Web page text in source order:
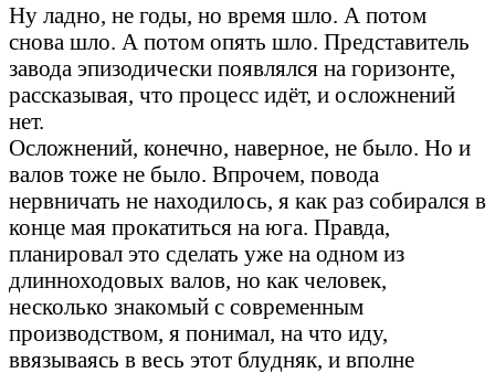
Ну ладно, не годы, но время шло. А потом
снова шло. А потом опять шло. Представитель
завода эпизодически появлялся на горизонте,
рассказывая, что процесс идёт, и осложнений
нет.
Осложнений, конечно, наверное, не было. Но и
валов тоже не было. Впрочем, повода
нервничать не находилось, я как раз собирался в
конце мая прокатиться на юга. Правда,
планировал это сделать уже на одном из
длинноходовых валов, но как человек,
несколько знакомый с современным
производством, я понимал, на что иду,
ввязываясь в весь этот блудняк, и вполне